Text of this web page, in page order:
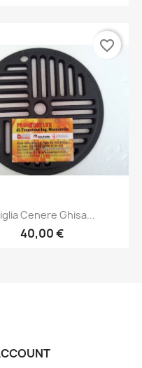
Anteprima
Cenere Ghisa...
40,00 €
favorite_border